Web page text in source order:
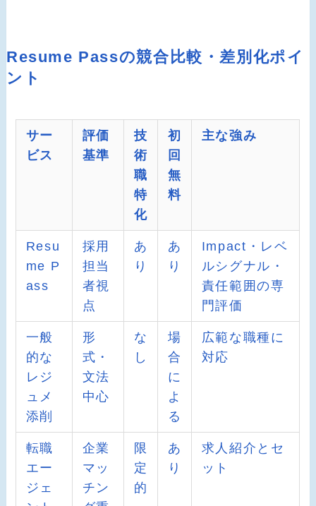
Resume Passの競合比較・差別化ポイ
ント
サー
ビス
評価
基準
技
術
職
特
化
初
回
無
料
主な強み
Resu
me P
ass
採用
担当
者視
点
あ
り
あ
り
Impact・レベ
ルシグナル・
責任範囲の専
門評価
一般
的な
レジ
ュメ
添削
形
式・
文法
中心
な
し
場
合
に
よ
る
広範な職種に
対応
転職
エー
ジェ
企業
マッ
チン
限
定
的
あ
り
求人紹介とセ
ット